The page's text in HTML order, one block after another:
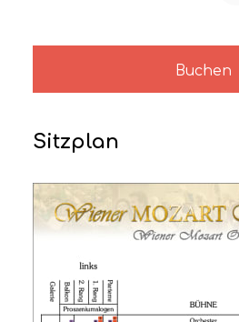
Buchen
Sitzplan